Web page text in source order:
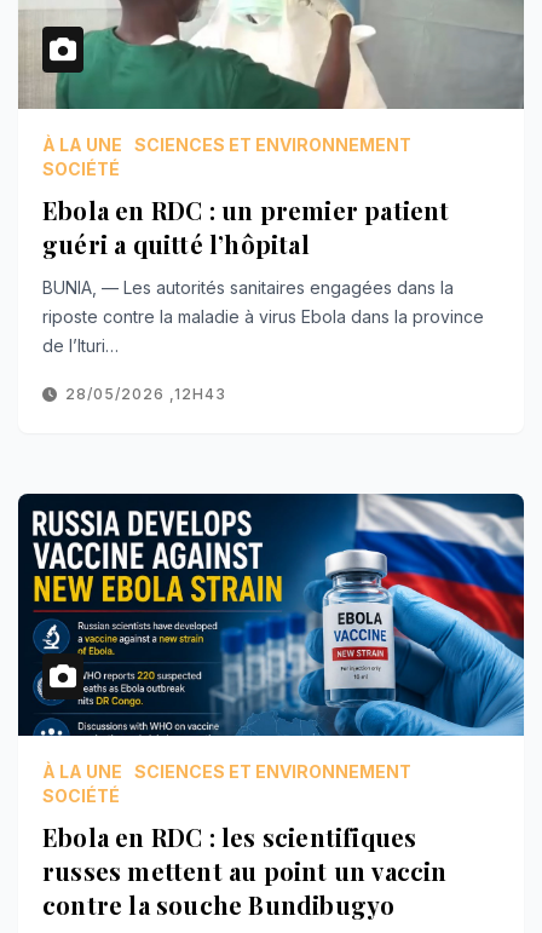
À LA UNE
SCIENCES ET ENVIRONNEMENT
SOCIÉTÉ
Ebola en RDC : un premier patient
guéri a quitté l’hôpital
BUNIA, — Les autorités sanitaires engagées dans la
riposte contre la maladie à virus Ebola dans la province
de l’Ituri…
28/05/2026 ,12H43
À LA UNE
SCIENCES ET ENVIRONNEMENT
SOCIÉTÉ
Ebola en RDC : les scientifiques
russes mettent au point un vaccin
contre la souche Bundibugyo